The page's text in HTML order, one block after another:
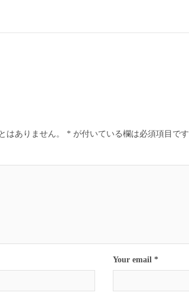
はありません。 * が付いている欄は必須項目です
Your email *